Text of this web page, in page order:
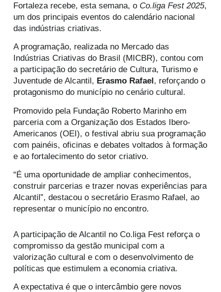
Fortaleza recebe, esta semana, o Co.liga Fest 2025,
um dos principais eventos do calendário nacional
das indústrias criativas.
A programação, realizada no Mercado das
Indústrias Criativas do Brasil (MICBR), contou com
a participação do secretário de Cultura, Turismo e
Juventude de Alcantil, Erasmo Rafael , reforçando o
protagonismo do município no cenário cultural.
Promovido pela Fundação Roberto Marinho em
parceria com a Organização dos Estados Ibero-
Americanos (OEI), o festival abriu sua programação
com painéis, oficinas e debates voltados à formação
e ao fortalecimento do setor criativo.
“É uma oportunidade de ampliar conhecimentos,
construir parcerias e trazer novas experiências para
Alcantil”, destacou o secretário Erasmo Rafael, ao
representar o município no encontro.
A participação de Alcantil no Co.liga Fest reforça o
compromisso da gestão municipal com a
valorização cultural e com o desenvolvimento de
políticas que estimulem a economia criativa.
A expectativa é que o intercâmbio gere novos